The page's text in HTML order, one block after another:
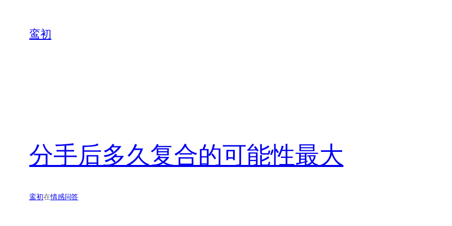
鸾初
分手后多久复合的可能性最大
鸾初在情感问答